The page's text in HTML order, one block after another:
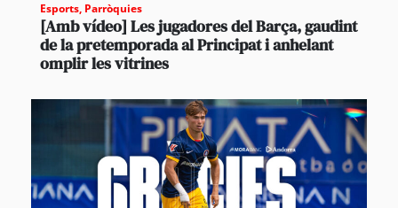
Esports, Parròquies
[Amb vídeo] Les jugadores del Barça, gaudint
de la pretemporada al Principat i anhelant
omplir les vitrines